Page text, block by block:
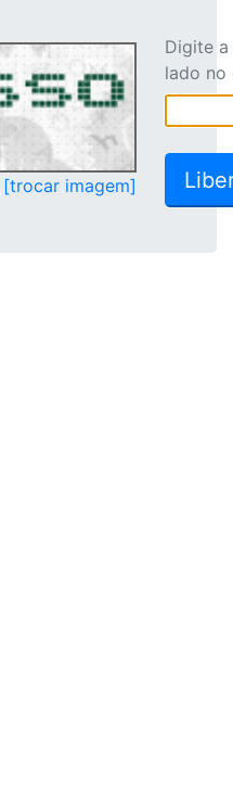
[trocar imagem]
Digite
lado no